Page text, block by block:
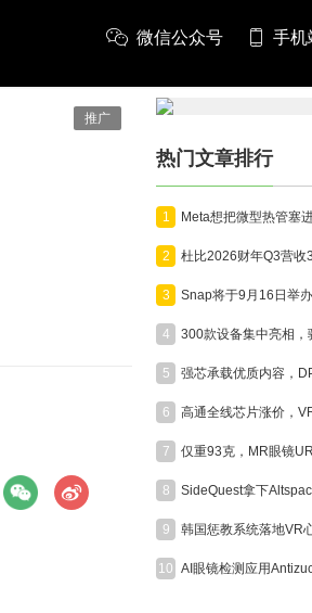
微信公众号 手机
推广
热门文章排行
1
2
3
4
5
6
7
8
9
10